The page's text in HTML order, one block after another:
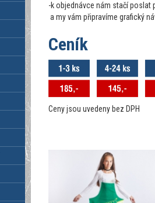
-k objednávce nám stačí
a my vám připravíme grafický
Ceník
Ceny jsou uvedeny bez DPH